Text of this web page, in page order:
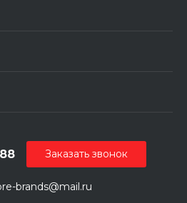
brands@mail.ru
Заказать звонок